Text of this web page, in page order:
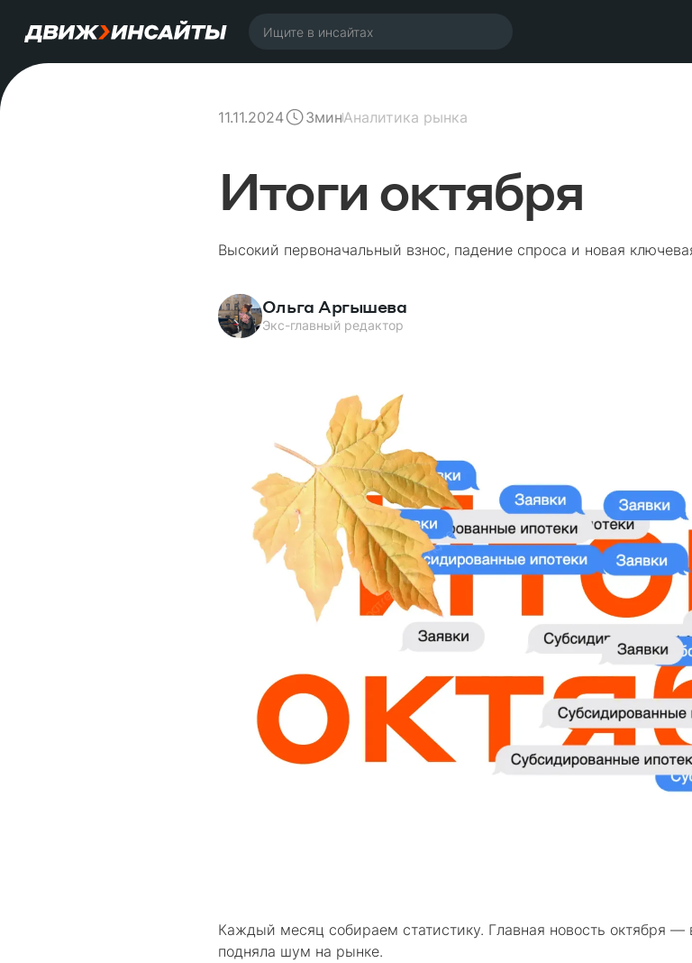
11.11.2024 3минАналитика рынка
Итоги октября
Высокий первоначальный взнос, падение спроса и новая
Ольга Аргышева
Экс-главный редактор
Каждый месяц собираем статистику. Главная новость октября —
подняла шум на рынке.